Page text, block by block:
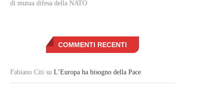
di mutua difesa della NATO
COMMENTI RECENTI
Fabiano Citi su L’Europa ha bisogno della Pace